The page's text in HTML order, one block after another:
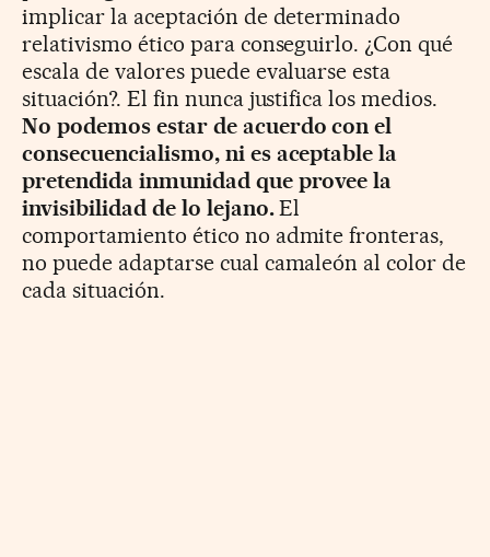
implicar la aceptación de determinado
relativismo ético para conseguirlo. ¿Con qué
escala de valores puede evaluarse esta
situación?. El fin nunca justifica los medios.
No podemos estar de acuerdo con el
consecuencialismo, ni es aceptable la
pretendida inmunidad que provee la
invisibilidad de lo lejano.El
comportamiento ético no admite fronteras,
no puede adaptarse cual camaleón al color de
cada situación.